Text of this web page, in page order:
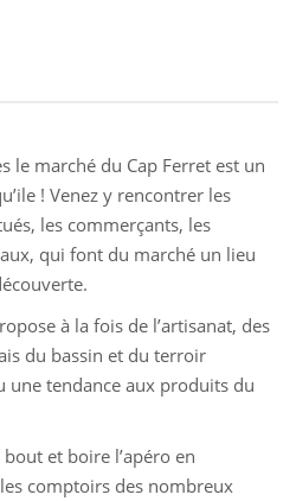
le marché du Cap Ferret est un
! Venez y rencontrer les
les commerçants, les
qui font du marché un lieu
à la fois de l’artisanat, des
du bassin et du terroir
une tendance aux produits du
et boire l’apéro en
comptoirs des nombreux